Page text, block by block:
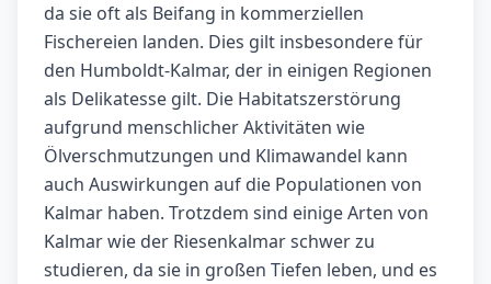
da sie oft als Beifang in kommerziellen
Fischereien landen. Dies gilt insbesondere für
den Humboldt-Kalmar, der in einigen Regionen
als Delikatesse gilt. Die Habitatszerstörung
aufgrund menschlicher Aktivitäten wie
Ölverschmutzungen und Klimawandel kann
auch Auswirkungen auf die Populationen von
Kalmar haben. Trotzdem sind einige Arten von
Kalmar wie der Riesenkalmar schwer zu
studieren, da sie in großen Tiefen leben, und es